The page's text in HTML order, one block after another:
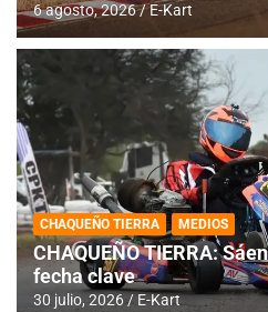
6 agosto, 2026 E-Kart
CHAQUEÑO TIERRA MEDIOS
CHAQUEÑO TIERRA:
fecha clave
30 julio, 2026 E-Kart